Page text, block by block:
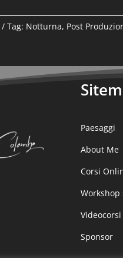
Tag: Notturna, Post
Paesaggi
About Me
Corsi
Workshop
Sponsor